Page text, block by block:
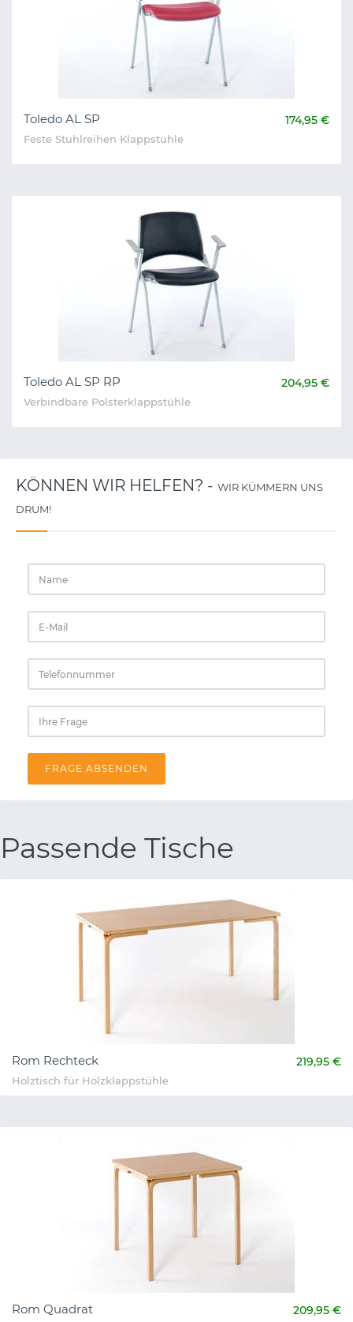
Toledo AL SP 174,95 €
Feste Stuhlreihen Klappstühle
Toledo AL SP RP 204,95 €
Verbindbare Polsterklappstühle
KÖNNEN WIR HELFEN? - WIR KÜMMERN UNS
DRUM!
FRAGE ABSENDEN
Passende Tische
Rom Rechteck 219,95 €
Holztisch für Holzklappstühle
Rom Quadrat 209,95 €